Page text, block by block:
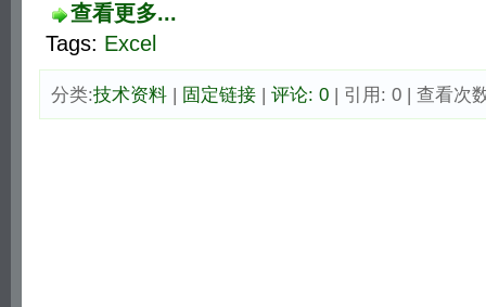
查看更多...
Tags: Excel
分类:技术资料| 固定链接| 评论: 0| 引用: 0 | 查看次